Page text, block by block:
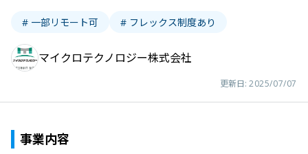
# 一部リモート可 # フレックス制度あり
マイクロテクノロジー株式会社
更新日: 2025/07/07
事業内容